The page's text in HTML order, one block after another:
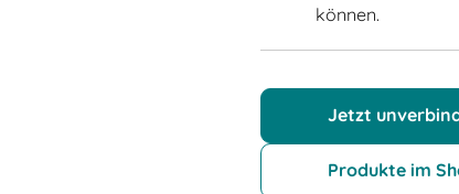
können.
Jetzt
Produkte im